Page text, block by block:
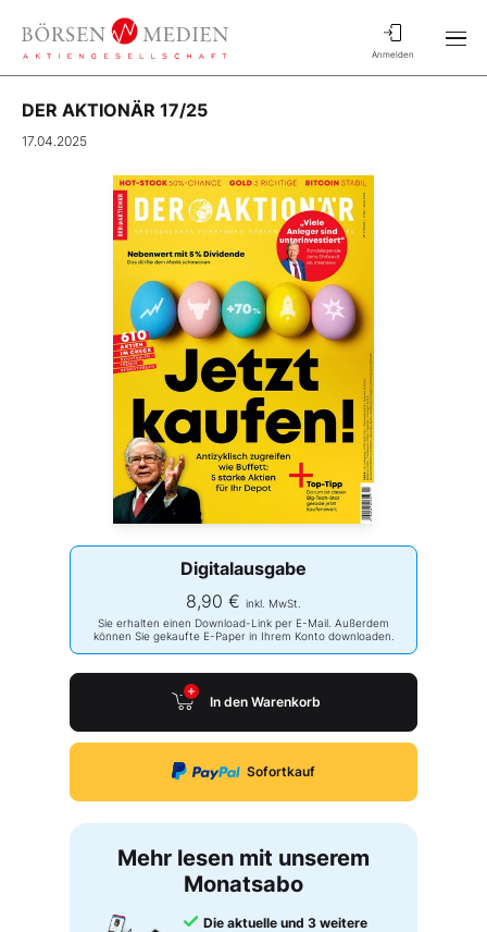
Anmelden
DER AKTIONÄR 17/25
17.04.2025
Digitalausgabe
8,90 € inkl. MwSt.
Sie erhalten einen Download-Link per E-Mail. Außerdem
können Sie gekaufte E-Paper in Ihrem Konto downloaden.
In den Warenkorb
Sofortkauf
Mehr lesen mit unserem
Monatsabo
Die aktuelle und 3 weitere